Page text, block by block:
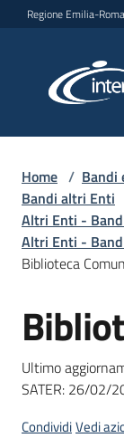
Vai al contenuto
Vai alla navigazione
Vai al footer
Regione Emilia-
L'Agenzia
Bandi
strumenti
di
acquisto
Home / Bandi
Bandi altri Enti
Altri Enti -
Altri Enti -
Biblioteca
Salta al contenuto
Ultimo
SATER: 26/02/
CondividiVedi